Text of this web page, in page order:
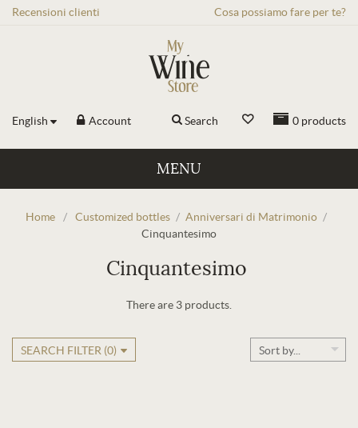
Recensioni clienti Cosa possiamo fare per te?
English Account 0 products
Search
MENU
Home / Customized bottles / Anniversari di Matrimonio /
Cinquantesimo
Cinquantesimo
There are 3 products.
SEARCH FILTER (0) Sort by...